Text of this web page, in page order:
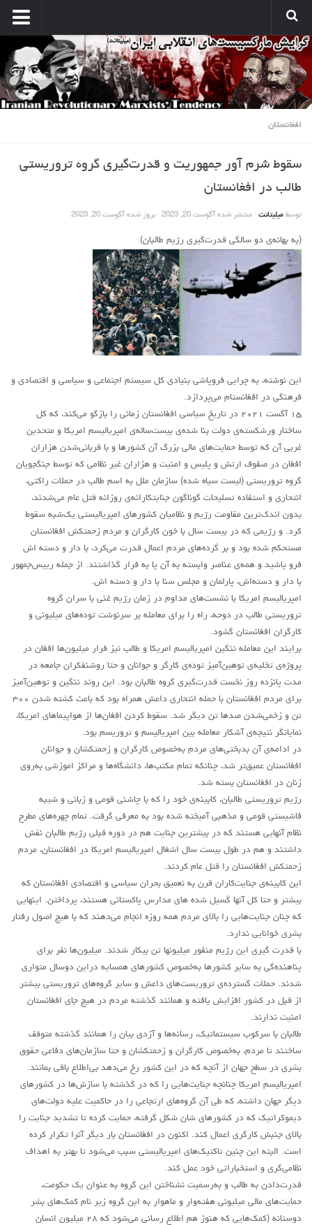
انتشارات
نشریه کارگر میلیتانت
نشر میلیتانت
صدای مارکسیستهای انقلابی
آرشیو مارکسیست ها در اینترنت
بین المللی
بحران امپریالیسم
نبرد کارگری
مسائل اقتصادی
زنان
اقتصادی
ادبی
نقد سیاسی
فلسفی
مباحثات
تئوری
نقد
کومله
روشنفکران مارکسیست
فعالان کارگری
حزب کمونیست کارگری
راه کارگر
حزب کمونیست ایران
اقلیت
اتحاد سوسیالیستی کارگری
مائوئیست ها – سربداران
IMT گرایش بین المللی مارکسیستی
SWP حزب کارگر سوسیالیست
آنارشیست ها
مارکسیسم
تروتسکیسم
استالینیسم
آنارکو سندیکالیسم
آموزش مارکسیستی
اجتماعی
کمیته اقدام کارگری
زنان
ملیت ها
شبکه همبستگی کارگری
افغانستان
سقوط شرم آور جمهوریت و قدرت‌گیری گروه تروریستی
طالب در افغانستان
توسط میلیتانت · منتشر شده آگوست 20, 2023 · بروز شده آگوست 20, 2023
(به بهانه‌ی دو سالگی قدرت‌گیری رژیم طالبان)
این نوشته، به چرایی فروپاشی بنیادی کل سیستم اجتماعی و سیاسی و اقتصادی و
فرهنگی در افغانستام می‌پردازد.
۱۵ آگست ۲۰۲۱ در تاریخ سیاسی افغانستان زمانی را باز‌گو می‌کند، که کل
ساختار ورشکسته‌ی دولت بنا شده‌ی بیست‌ساله‌ی امپریالیسم امریکا و متحدین
غربی آن که توسط حمایت‌های مالی بزرگ آن کشورها و با قربانی‌شدن هزاران
افغان در صفوف ارتش و پلیس و امنیت و هزاران غیر نظامی که توسط جنگجویان
گروه تروریستی (لیست سیاه شده) سازمان ملل به اسم طالب در حملات راکتی،
انتحاری و استفاده تسلیحات گوناگون جنایتکارانه‌ی روزانه قتل عام می‌شدند،
بدون اندک‌ترین مقاومت رژیم و نظامیان کشورهای امپریالیستی یک‌شبه سقوط
کرد. و رژیمی که در بیست سال با خون کارگران و مردم زحمتکش افغانستان
مستحکم شده بود و بر گرده‌های مردم اعمال قدرت می‌کرد، با دار و دسته اش
فرو پاشید و همه‌ی عناصر وابسته به آن پا به فرار گذاشتند. از جمله رییس‌جمهور
با دار و دسته‌اش، پارلمان و مجلس سنا با دار و دسته اش.
امپریالیسم امریکا با نشست‌های مداوم در زمان رژیم غنی با سران گروه
تروریستی طالب در دوحه، راه را برای معامله بر سرنوشت توده‌های میلیونی و
کارگران افغانستان گشود.
برایند این معامله ننگین امپریالیسم امریکا و طالب نیز فرار میلیون‌ها افغان در
پروژه‌ی تخلیه‌ی توهین‌آمیز توده‌ی کارگر و جوانان و حتا روشنفکران جامعه در
مدت پانزده روز نخست قدرت‌گیری گروه طالبان بود. این روند ننگین و توهین‌آمیز
برای مردم افغانستان با حمله انتحاری داعش همراه بود که باعث کشته شدن ۳۰۰
تن و زخمی‌شدن صدها تن دیگر شد. سقوط کردن افغان‌ها از هواپیماهای امریکا،
نمایانگر نتیجه‌ی آشکار معامله‌ بین امپریالیسم و تروریسم بود.
در ادامه‌ی آن بدبختی‌های مردم به‌خصوص کارگران و زحمتکشان و جوانان
افغانستان عمیق‌تر شد، چنانکه تمام مکتب‌ها، دانشگاه‌ها و مراکز اموزشی به‌روی
زنان در افغانستان بسته شد.
رژیم تروریستی طالبان، کابینه‌ی خود را که با چاشنی قومی و زبانی و شیبه
فاشیستی قومی و مذهبی آمیخته شده بود به معرفی گرفت. تمام چهره‌های مطرح
نظام آنهایی هستند که در بیشترین جنایت هم در دوره قبلی رژیم طالبان نقش
داشتند و هم در طول بیست سال اشغال امپریالیسم امریکا در افغانستان، مردم
زحمتکش افغانستان را قتل عام کردند.
این کابینه‌ی جنایت‌کاران قرن به نعمیق بحران سیاسی و اقتصادی افغانستان که
بیشتر و حتا کل آنها گسیل شده‌ های مدارس پاکستانی هستند، پرداختن. اینهایی
که چنان جنایت‌هایی را بالای مردم همه روزه انجام می‌دهند که با هیچ اصول رفتار
بشری خوانایی ندارد.
با قدرت گیری این رژیم منفور میلیونها تن بیکار شدند. میلیون‌ها نفر برای
پناهنده‌گی به‌ سایر کشورها به‌خصوص کشورهای همسایه دراین دوسال متواری
شدند. حملات گسترده‌ی تروریست‌های داعش و سایر گروه‌های تروریستی بیشتر
از قبل در کشور افزایش یافته و همانند گذشته مردم در هیچ جای افغانستان
امنیت ندارند.
طالبان با سرکوب سیستماتیک، رسانه‌ها و آزدی بیان را همانند گذشته متوقف
ساختند تا مردم، به‌خصوص کارگران و زحمتکشان و حتا سازمان‌های دفاعی حقوق
بشری در سطح جهان از آنچه که در این کشور رخ می‌دهد بی‌اطلاع باقی بمانند.
امپریالیسم امریکا چنانچه جنایت‌هایی را که در گذشته با سازش‌ها در کشورهای
دیگر جهان داشته، که طی آن گروه‌های ارتجاعی را در حاکمیت علیه دولت‌های
دیموکراتیک که در کشورهای شان شکل گرفته، حمایت کرده تا تشدید جنایت را
بالای جنبش کارگری اعمال کند. اکنون در افغانستان بار دیگر آنرا تکرار کرده
است. البته این چنین تاکتیک‌های امپریالیستی سبب می‌شود تا بهتر به اهداف
نظامی‌گری و استخباراتی خود عمل کند.
قدرت‌دادن به طالب و به‌رسمیت نشناختن این گروه به عنوان یک حکومت،
حمایت‌های مالی میلیونی هفته‌وار و ماهوار به این گروه زیر نام کمک‌های بشر
دوستانه (کمک‌هایی که هنوز هم اطلاع رسانی می‌شود که ۲۸ میلیون انسان